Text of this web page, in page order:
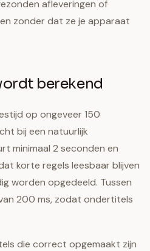
afleveringen of
zonder dat ze je apparaat
berekend
op ongeveer 150
bij een natuurlijk
minimaal 2 seconden en
korte regels leesbaar blijven
worden opgedeeld. Tussen
200 ms, zodat ondertitels
die correct opgemaakt zijn